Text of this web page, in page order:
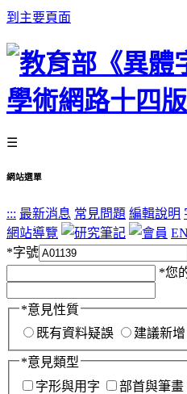
到主要頁面
☰
網站選單
::: 最新消息 常見問題 編輯說明
網站導覽
EN
*字號
*您
*意見性質
既有資料疑誤
建議新增
*意見類型
字形與用字
部首與筆畫